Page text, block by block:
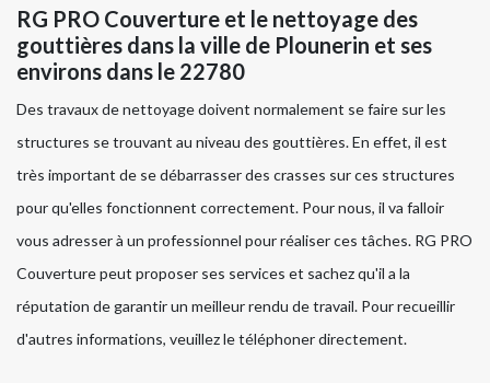
RG PRO Couverture et le nettoyage des
gouttières dans la ville de Plounerin et ses
environs dans le 22780
Des travaux de nettoyage doivent normalement se faire sur les
structures se trouvant au niveau des gouttières. En effet, il est
très important de se débarrasser des crasses sur ces structures
pour qu'elles fonctionnent correctement. Pour nous, il va falloir
vous adresser à un professionnel pour réaliser ces tâches. RG PRO
Couverture peut proposer ses services et sachez qu'il a la
réputation de garantir un meilleur rendu de travail. Pour recueillir
d'autres informations, veuillez le téléphoner directement.